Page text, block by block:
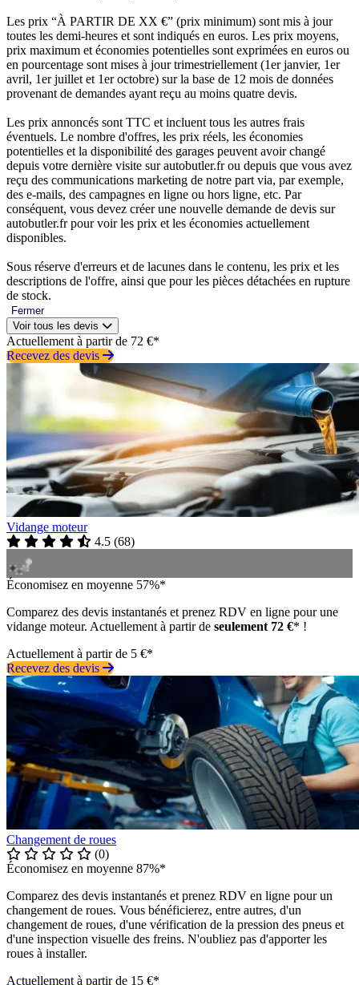
Les prix “À PARTIR DE XX €” (prix minimum) sont mis à jour
toutes les demi-heures et sont indiqués en euros. Les prix moyens,
prix maximum et économies potentielles sont exprimées en euros ou
en pourcentage sont mises à jour trimestriellement (1er janvier, 1er
avril, 1er juillet et 1er octobre) sur la base de 12 mois de données
provenant de demandes ayant reçu au moins quatre devis.
Les prix annoncés sont TTC et incluent tous les autres frais
éventuels. Le nombre d'offres, les prix réels, les économies
potentielles et la disponibilité des garages peuvent avoir changé
depuis votre dernière visite sur autobutler.fr ou depuis que vous avez
reçu des communications marketing de notre part via, par exemple,
des e-mails, des campagnes en ligne ou hors ligne, etc. Par
conséquent, vous devez créer une nouvelle demande de devis sur
autobutler.fr pour voir les prix et les économies actuellement
disponibles.
Sous réserve d'erreurs et de lacunes dans le contenu, les prix et les
descriptions de l'offre, ainsi que pour les pièces détachées en rupture
de stock.
Fermer
Voir tous les devis
Actuellement à partir de 72 €*
Recevez des devis
Vidange moteur
4.5 (68)
Économisez en moyenne 57%*
Comparez des devis instantanés et prenez RDV en ligne pour une
vidange moteur. Actuellement à partir de seulement 72 €* !
Actuellement à partir de 5 €*
Recevez des devis
Changement de roues
(0)
Économisez en moyenne 87%*
Comparez des devis instantanés et prenez RDV en ligne pour un
changement de roues. Vous bénéficierez, entre autres, d'un
changement de roues, d'une vérification de la pression des pneus et
d'une inspection visuelle des freins. N'oubliez pas d'apporter les
roues à installer.
Actuellement à partir de 15 €*